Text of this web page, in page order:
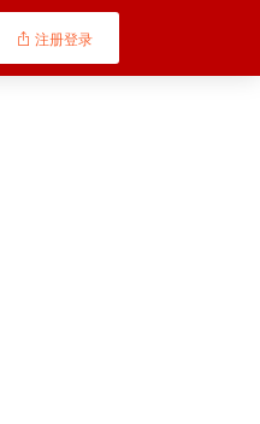
注册登录